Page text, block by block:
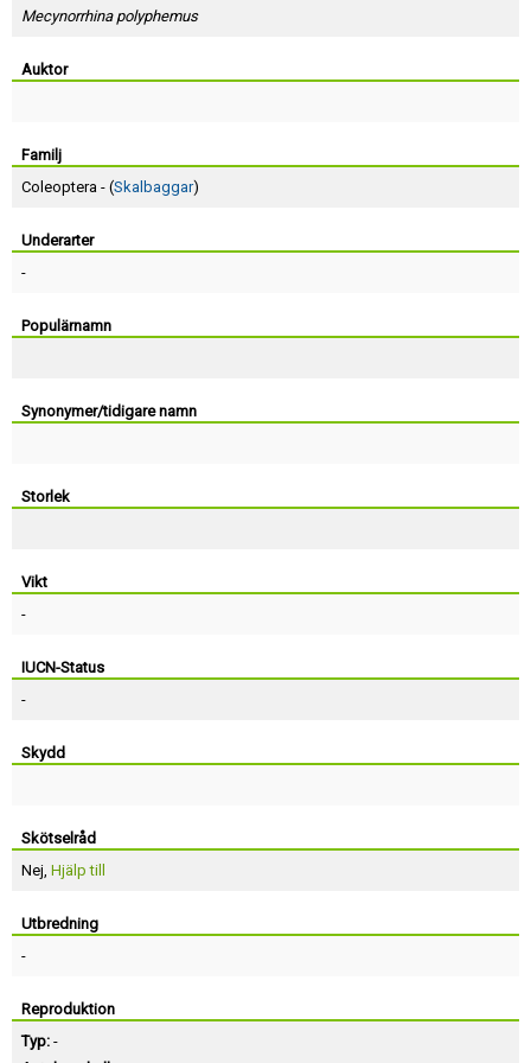
Mecynorrhina polyphemus
Auktor
Familj
Coleoptera - (Skalbaggar)
Underarter
-
Populärnamn
Synonymer/tidigare namn
Storlek
Vikt
-
IUCN-Status
-
Skydd
Skötselråd
Nej, Hjälp till
Utbredning
-
Reproduktion
Typ: -